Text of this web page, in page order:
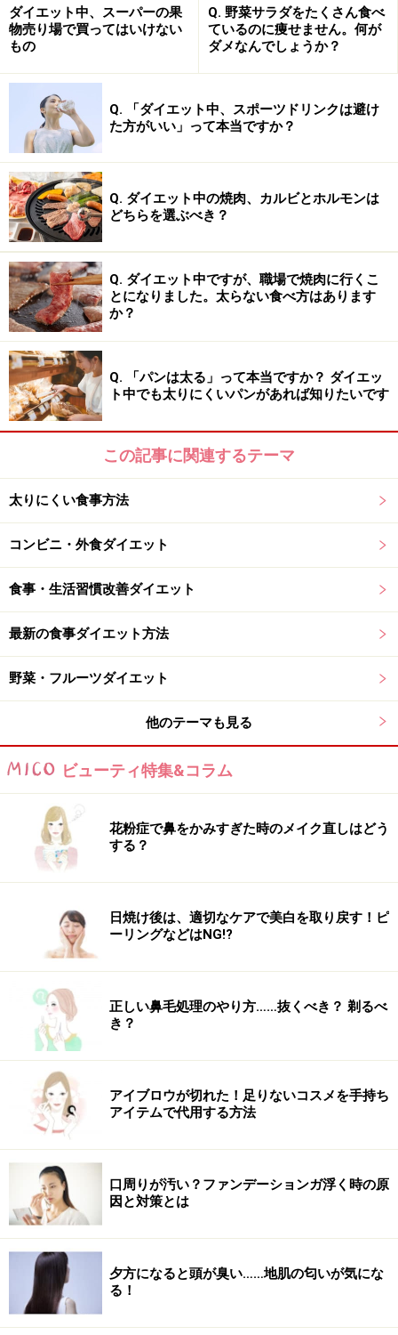
サプリ代わりに!?スーパーフルーツがお菓
子になった「ピュアラルグミ」
美的コラボ商品として発売されたピュアラルグミは、美
容成分を意識して、ヒアルロン酸やスーパーフルーツと
グミが一緒になった女性に嬉しいお菓子です。
サプリ代わりになってくれそうなお菓子！
ここ最近のお菓子は、女性が感じやすい「お菓子を食べ
る罪悪感」を逆手に取り、お菓子を食べることで美容や
ダイエットを期待できるような「食べるのが楽しみ！」
になる物が話題をつかむ傾向がありますが、こちらの商
品もまさに「キレイになれるお菓子」として女性の注目
ジで、手軽に購入できるのも嬉しいですね。夜だけでは
なく、昼間の間食用にバッグに入れておくのも便利で
商品名：ピュアラルグミ
価格：108円（税込）
≫お酒もホムパもヘルシーに！眠れない夜にオススメの
※記事内容は執筆時点のものです。最新の内容をご確認くださ
い。
※ダイエットは個人の体質、また、誤った方法による実践に起因
して体調不良を引き起こす場合があります。実践の際には、必ず
自身の体質及び健康状態を十分に考慮したうえで、正しい方法で
おこなってください。また、全ての方への有効性を保証するもの
1/2
ダイエット中、スーパーの果
物売り場で買ってはいけない
もの
Q. 野菜サラダをたくさん食べ
ているのに痩せません。何が
ダメなんでしょうか？
Q. 「ダイエット中、スポーツドリンクは避け
た方がいい」って本当ですか？
Q. ダイエット中の焼肉、カルビとホルモンは
どちらを選ぶべき？
Q. ダイエット中ですが、職場で焼肉に行くこ
とになりました。太らない食べ方はあります
か？
Q. 「パンは太る」って本当ですか？ ダイエッ
ト中でも太りにくいパンがあれば知りたいです
この記事に関連するテーマ
太りにくい食事方法
コンビニ・外食ダイエット
食事・生活習慣改善ダイエット
最新の食事ダイエット方法
野菜・フルーツダイエット
他のテーマも見る
ビューティ特集&コラム
花粉症で鼻をかみすぎた時のメイク直しはどう
する？
日焼け後は、適切なケアで美白を取り戻す！ピ
ーリングなどはNG!?
正しい鼻毛処理のやり方……抜くべき？ 剃るべ
き？
アイブロウが切れた！足りないコスメを手持ち
アイテムで代用する方法
口周りが汚い？ファンデーションガ浮く時の原
因と対策とは
夕方になると頭が臭い……地肌の匂いが気にな
る！